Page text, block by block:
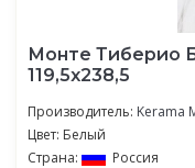
Монте Тиберио
119,5x238,5
Производитель: Kerama
Цвет: Белый
Страна:
Россия